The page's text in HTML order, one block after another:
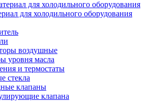
для холодильного оборудования
воздушные
уровня масла
и термостаты
стекла
клапаны
клапана